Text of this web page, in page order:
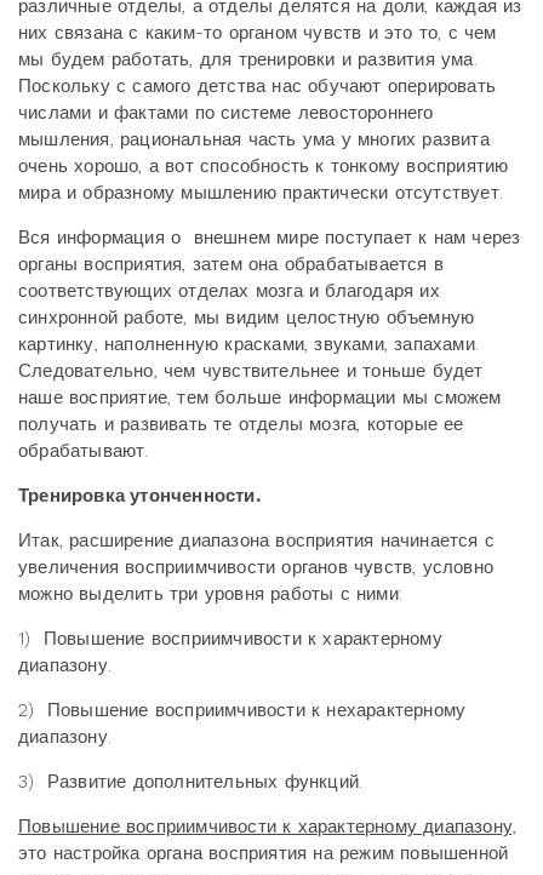
различные отделы, а отделы делятся на доли, каждая из
них связана с каким-то органом чувств и это то, с чем
мы будем работать, для тренировки и развития ума.
Поскольку с самого детства нас обучают оперировать
числами и фактами по системе левостороннего
мышления, рациональная часть ума у многих развита
очень хорошо, а вот способность к тонкому восприятию
мира и образному мышлению практически отсутствует.
Вся информация о внешнем мире поступает к нам через
органы восприятия, затем она обрабатывается в
соответствующих отделах мозга и благодаря их
синхронной работе, мы видим целостную объемную
картинку, наполненную красками, звуками, запахами.
Следовательно, чем чувствительнее и тоньше будет
наше восприятие, тем больше информации мы сможем
получать и развивать те отделы мозга, которые ее
обрабатывают.
Тренировка утонченности.
Итак, расширение диапазона восприятия начинается с
увеличения восприимчивости органов чувств, условно
можно выделить три уровня работы с ними:
1)
Повышение восприимчивости к характерному
диапазону.
2)
Повышение восприимчивости к нехарактерному
диапазону.
3) Развитие дополнительных функций.
Повышение восприимчивости к характерному диапазону,
это настройка органа восприятия на режим повышенной